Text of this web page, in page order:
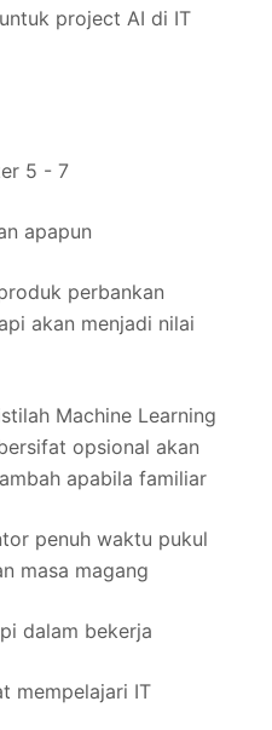
project AI di IT
5 - 7
apapun
perbankan
akan menjadi nilai
Machine Learning
opsional akan
apabila familiar
penuh waktu pukul
masa magang
dalam bekerja
mempelajari IT